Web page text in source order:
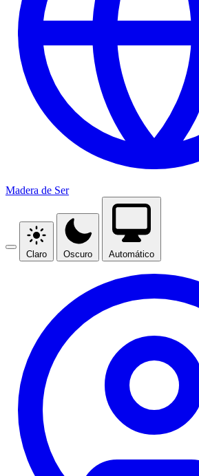
Madera de Ser
Claro Oscuro Automático